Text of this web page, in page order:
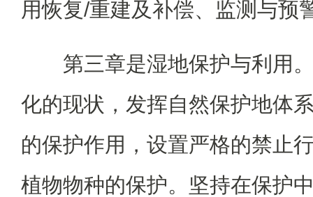
用恢复/重建及补偿、监测与预
第三章是湿地保护与利用
化的现状，发挥自然保护地体
的保护作用，设置严格的禁止
植物物种的保护。坚持在保护